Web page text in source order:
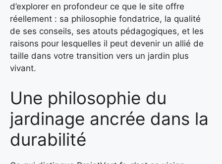
d’explorer en profondeur ce que le site offre
réellement : sa philosophie fondatrice, la qualité
de ses conseils, ses atouts pédagogiques, et les
raisons pour lesquelles il peut devenir un allié de
taille dans votre transition vers un jardin plus
vivant.
Une philosophie du
jardinage ancrée dans la
durabilité